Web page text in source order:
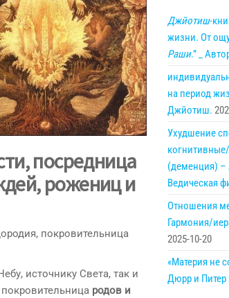
посредница
рожениц и
покровительница
источнику Света, так и
родов и
Джйотиш-
жизни. От
Раши.” _
на период
Джйотиш.
Ухудшение
(деменция)
Ведическая
Отношения
Гармония/
2025-10-20
«Материя не
Дюрр и Питер